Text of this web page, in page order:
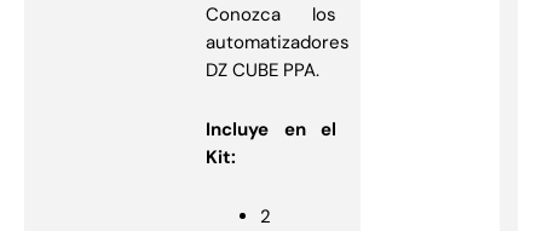
Conozca los
automatizadores
DZ CUBE PPA.
Incluye en el
Kit:
2